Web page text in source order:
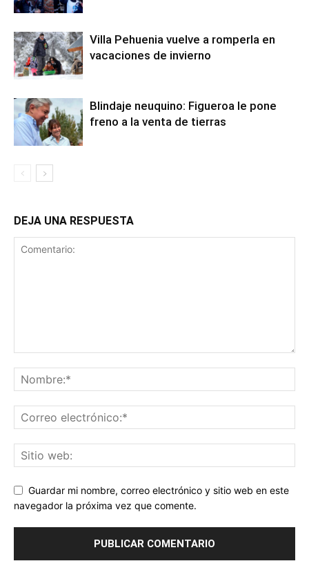
Villa Pehuenia vuelve a romperla en
vacaciones de invierno
Blindaje neuquino: Figueroa le pone
freno a la venta de tierras
DEJA UNA RESPUESTA
Guardar mi nombre, correo electrónico y sitio web en este
navegador la próxima vez que comente.